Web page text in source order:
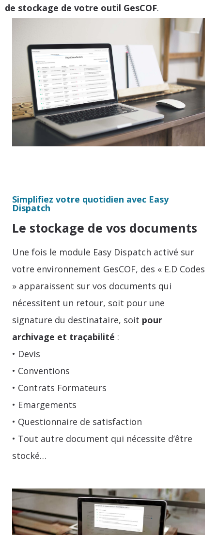
de stockage de votre outil GesCOF.
Simplifiez votre quotidien avec Easy
Dispatch
Le stockage de vos documents
Une fois le module Easy Dispatch activé sur
votre environnement GesCOF, des « E.D Codes
» apparaissent sur vos documents qui
nécessitent un retour, soit pour une
signature du destinataire, soit pour
archivage et traçabilité :
• Devis
• Conventions
• Contrats Formateurs
• Emargements
• Questionnaire de satisfaction
• Tout autre document qui nécessite d’être
stocké…